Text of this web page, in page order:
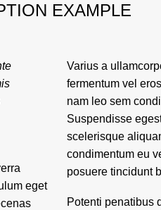
EXAMPLE
eget
Varius a
fermentum vel
nam leo sem
Suspendisse
scelerisque
condimentum eu
posuere tincidunt
Potenti penatibus